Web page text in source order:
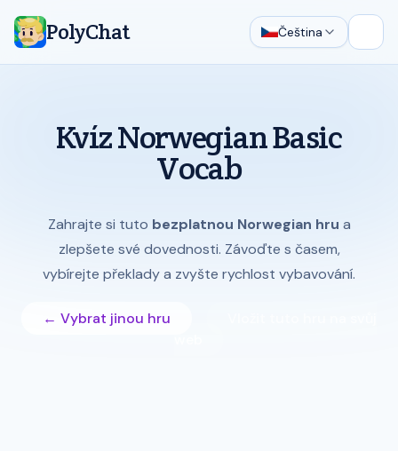
PolyChat Čeština
Kvíz Norwegian Basic
Vocab
Zahrajte si tuto bezplatnou Norwegian hru a
zlepšete své dovednosti. Závoďte s časem,
vybírejte překlady a zvyšte rychlost vybavování.
← Vybrat jinou hru